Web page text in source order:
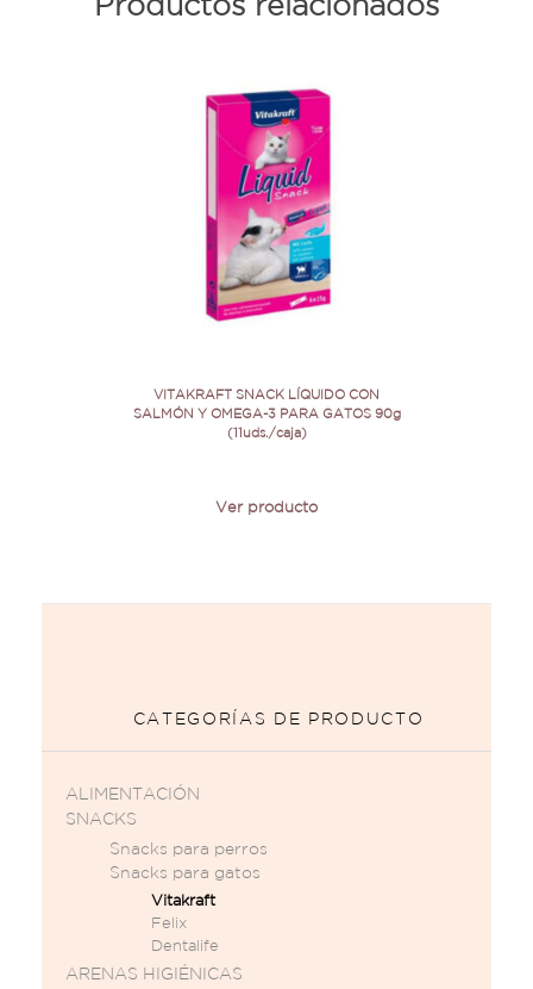
Productos relacionados
VITAKRAFT SNACK LÍQUIDO CON
SALMÓN Y OMEGA-3 PARA GATOS 90g
(11uds./caja)
Ver producto
CATEGORÍAS DE PRODUCTO
ALIMENTACIÓN
SNACKS
Snacks para perros
Snacks para gatos
Vitakraft
Felix
Dentalife
ARENAS HIGIÉNICAS